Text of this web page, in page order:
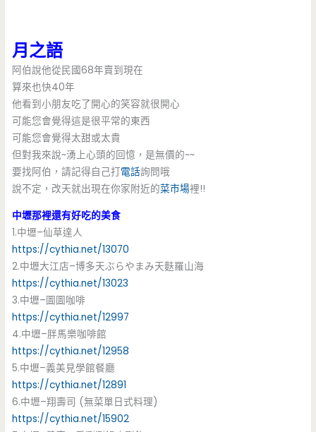
月之語
阿伯說他從民國68年賣到現在
算來也快40年
他看到小朋友吃了開心的笑容就很開心
可能您會覺得這是很平常的東西
可能您會覺得太甜或太貴
但對我來說~湧上心頭的回憶，是無價的~~
要找阿伯，請記得自己打電話詢問哦
說不定，改天就出現在你家附近的菜市場裡!!
中壢那裡還有好吃的美食
1.中壢–仙草達人
https://cythia.net/13070
2.中壢大江店–博多天ぶらやまみ天麩羅山海
https://cythia.net/13023
3.中壢–圖圖咖啡
https://cythia.net/12997
4.中壢–胖馬樂咖啡館
https://cythia.net/12958
5.中壢–義美見學館餐廳
https://cythia.net/12891
6.中壢–翔壽司 (無菜單日式料理)
https://cythia.net/15902